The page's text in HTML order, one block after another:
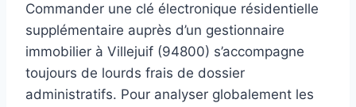
Commander une clé électronique résidentielle
supplémentaire auprès d’un gestionnaire
immobilier à Villejuif (94800) s’accompagne
toujours de lourds frais de dossier
administratifs. Pour analyser globalement les